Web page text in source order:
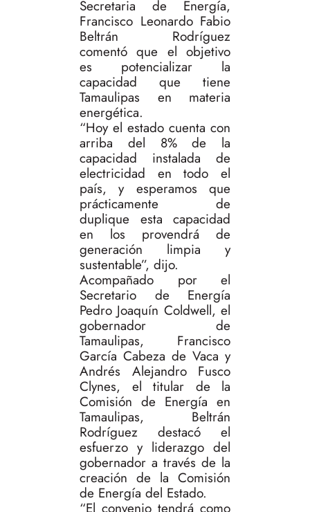
Secretaria de Energía,
Francisco Leonardo Fabio
Beltrán Rodríguez
comentó que el objetivo
es potencializar la
capacidad que tiene
Tamaulipas en materia
energética.
“Hoy el estado cuenta con
arriba del 8% de la
capacidad instalada de
electricidad en todo el
país, y esperamos que
prácticamente de
duplique esta capacidad
en los provendrá de
generación limpia y
sustentable”, dijo.
Acompañado por el
Secretario de Energía
Pedro Joaquín Coldwell, el
gobernador de
Tamaulipas, Francisco
García Cabeza de Vaca y
Andrés Alejandro Fusco
Clynes, el titular de la
Comisión de Energía en
Tamaulipas, Beltrán
Rodríguez destacó el
esfuerzo y liderazgo del
gobernador a través de la
creación de la Comisión
de Energía del Estado.